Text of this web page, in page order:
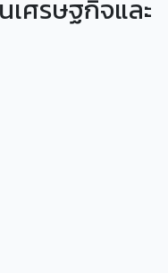
เศรษฐกิจและ